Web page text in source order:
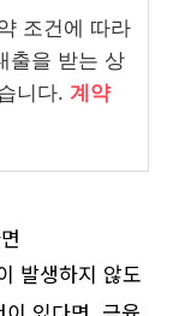
조건에 따라
출을 받는 상
니다. 계약
발생하지 않도